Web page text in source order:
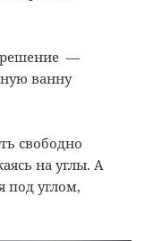
решение —
ванну
свободно
на углы. А
под углом,